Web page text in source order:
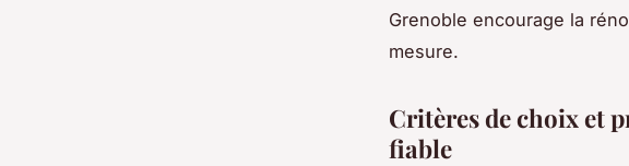
Grenoble encourage la
mesure.
Critères de choix et
fiable